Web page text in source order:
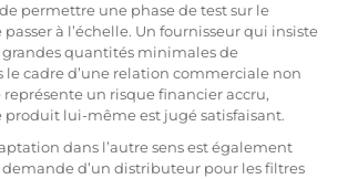
permettre une phase de test sur le
à l’échelle. Un fournisseur qui insiste
quantités minimales de
cadre d’une relation commerciale non
un risque financier accru,
produit lui-même est jugé satisfaisant.
dans l’autre sens est également
d’un distributeur pour les filtres